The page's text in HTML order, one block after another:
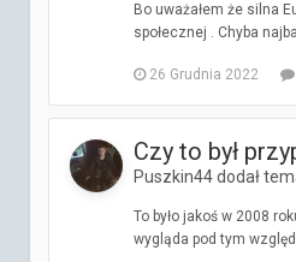
Bo uważałem że silna
społecznej . Chyba
26 Grudnia 2022
Czy to był
Puszkin44 dodał
To było jakoś w 2008
wygląda pod tym